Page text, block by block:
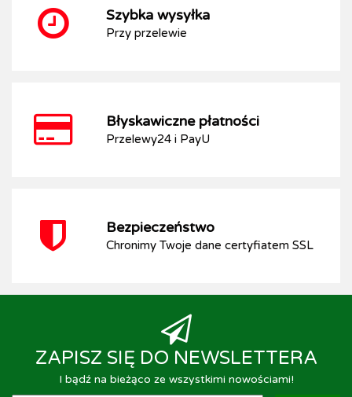
Szybka wysyłka
Przy przelewie
Błyskawiczne płatności
Przelewy24 i PayU
Bezpieczeństwo
Chronimy Twoje dane certyfiatem SSL
ZAPISZ SIĘ DO NEWSLETTERA
I bądź na bieżąco ze wszystkimi nowościami!